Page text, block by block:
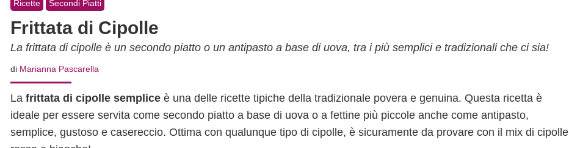
Ricette Secondi Piatti
Frittata di Cipolle
La frittata di cipolle è un secondo piatto o un antipasto a base di uova, tra i più semplici e tradizionali che ci sia!
di Marianna Pascarella
La frittata di cipolle semplice è una delle ricette tipiche della tradizionale povera e genuina. Questa ricetta è
ideale per essere servita come secondo piatto a base di uova o a fettine più piccole anche come antipasto,
semplice, gustoso e casereccio. Ottima con qualunque tipo di cipolle, è sicuramente da provare con il mix di cipolle